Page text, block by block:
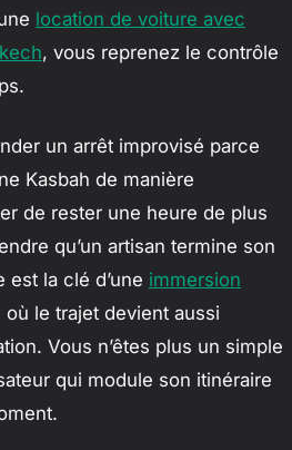
location de voiture avec
, vous reprenez le contrôle
un arrêt improvisé parce
Kasbah de manière
de rester une heure de plus
qu’un artisan termine son
la clé d’une immersion
où le trajet devient aussi
Vous n’êtes plus un simple
qui module son itinéraire